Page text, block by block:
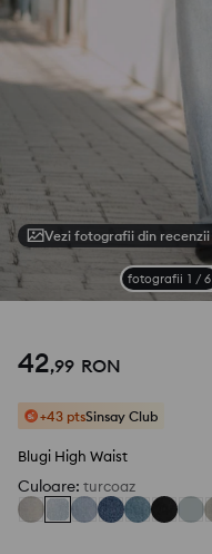
Vezi fotografii din recenzii
fotografii 1 / 6
42,99 RON
+43 ptsSinsay Club
Blugi High Waist
Culoare: turcoaz